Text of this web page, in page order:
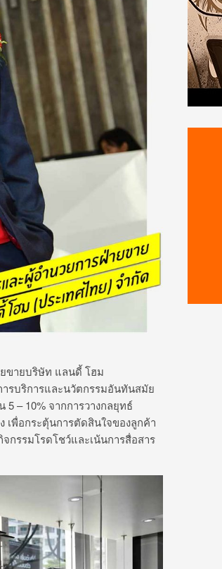
ขายบริษัท แลนดี้ โฮม
ารบริการและนวัตกรรมอันทันสมัย
– 10% จากการวางกลยุทธ์
เพื่อกระตุ้นการตัดสินใจของลูกค้า
กรรมโรดโชว์และเน้นการสื่อสาร